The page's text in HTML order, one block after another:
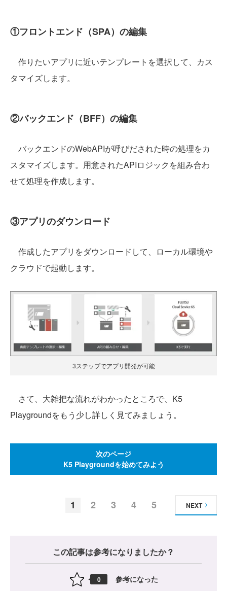
①フロントエンド（SPA）の編集
作りたいアプリに近いテンプレートを選択して、カス
タマイズします。
②バックエンド（BFF）の編集
バックエンドのWebAPIが呼びだされた時の処理をカ
スタマイズします。用意されたAPIロジックを組み合わ
せて処理を作成します。
③アプリのダウンロード
作成したアプリをダウンロードして、ローカル環境や
クラウドで起動します。
3ステップでアプリ開発が可能
さて、大雑把な流れがわかったところで、K5
Playgroundをもう少し詳しく見てみましょう。
次のページ
K5 Playgroundを始めてみよう
1 2 3 4 5 NEXT
この記事は参考になりましたか？
0 参考になった